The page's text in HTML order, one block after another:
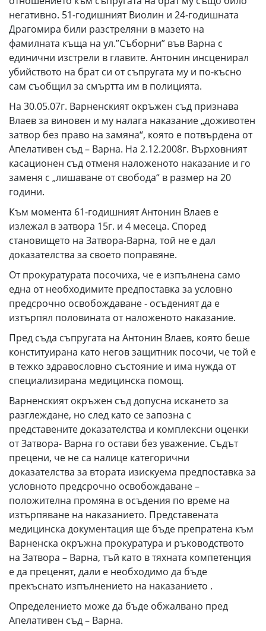
негативно. 51-годишният Виолин и 24-годишната
Драгомира били разстреляни в мазето на
фамилната къща на ул.”Съборни” във Варна с
единични изстрели в главите. Антонин инсценирал
убийството на брат си от съпругата му и по-късно
сам съобщил за смъртта им в полицията.
На 30.05.07г. Варненският окръжен съд признава
Влаев за виновен и му налага наказание „доживотен
затвор без право на замяна“, която е потвърдена от
Апелативен съд – Варна. На 2.12.2008г. Върховният
касационен съд отменя наложеното наказание и го
заменя с „лишаване от свобода“ в размер на 20
години.
Към момента 61-годишният Антонин Влаев е
излежал в затвора 15г. и 4 месеца. Според
становището на Затвора-Варна, той не е дал
доказателства за своето поправяне.
От прокуратурата посочиха, че е изпълнена само
една от необходимите предпоставка за условно
предсрочно освобождаване - осъденият да е
изтърпял половината от наложеното наказание.
Пред съда съпругата на Антонин Влаев, която беше
конституирана като негов защитник посочи, че той е
в тежко здравословно състояние и има нужда от
специализирана медицинска помощ.
Варненският окръжен съд допусна искането за
разглеждане, но след като се запозна с
представените доказателства и комплексни оценки
от Затвора- Варна го остави без уважение. Съдът
прецени, че не са налице категорични
доказателства за втората изискуема предпоставка за
условното предсрочно освобождаване –
положителна промяна в осъдения по време на
изтърпяване на наказанието. Представената
медицинска документация ще бъде препратена към
Варненска окръжна прокуратура и ръководството
на Затвора – Варна, тъй като в тяхната компетенция
е да преценят, дали е необходимо да бъде
прекъснато изпълнението на наказанието .
Определението може да бъде обжалвано пред
Апелативен съд – Варна.